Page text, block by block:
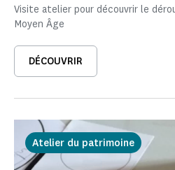
Visite atelier pour découvrir le
Moyen Âge
DÉCOUVRIR
Atelier du patrimoine